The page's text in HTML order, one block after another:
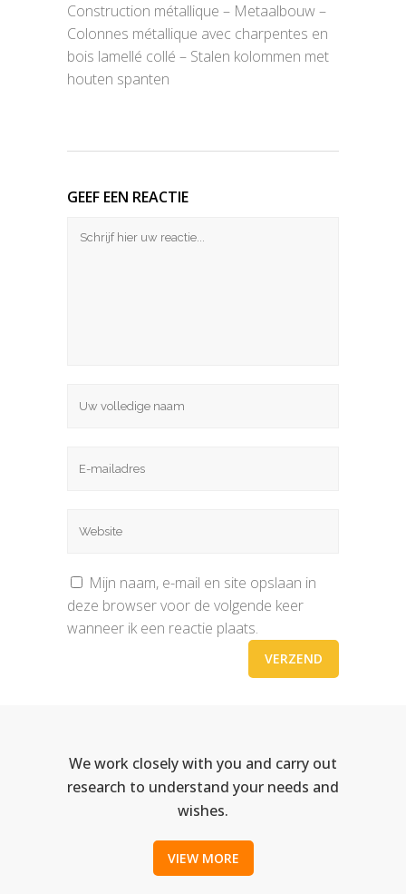
Construction métallique – Metaalbouw –
Colonnes métallique avec charpentes en
bois lamellé collé – Stalen kolommen met
houten spanten
GEEF EEN REACTIE
Mijn naam, e-mail en site opslaan in
deze browser voor de volgende keer
wanneer ik een reactie plaats.
We work closely with you and carry out
research to understand your needs and
wishes.
VIEW MORE